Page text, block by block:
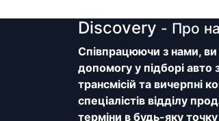
Discovery - Про
Співпрацюючи з нами,
допомогу у підборі
трансмісій та вичерпні
спеціалістів відділу
терміни в будь-яку